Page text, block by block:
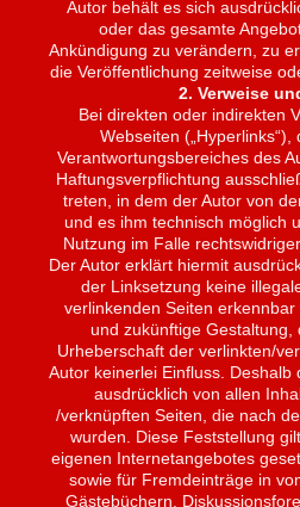
Autor behält es sich
oder das gesamte
Ankündigung zu verändern, zu
die Veröffentlichung zeitweise
2. Verweise
Bei direkten oder indirekten
Webseiten
Verantwortungsbereiches des
Haftungsverpflichtung
treten, in dem der Autor von
und es ihm technisch möglich
Nutzung im Falle
Der Autor erklärt hiermit
der Linksetzung keine
verlinkenden Seiten
und zukünftige
Urheberschaft der verlinkten/
Autor keinerlei Einfluss. Deshalb
ausdrücklich von allen
/verknüpften Seiten, die nach
wurden. Diese Feststellung
eigenen Internetangebotes
sowie für Fremdeinträge in
Gästebüchern,